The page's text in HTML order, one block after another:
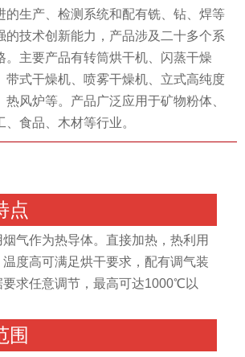
的生产、检测系统和配有铣、钻、焊等
的技术创新能力，产品涉及二十多个系
。主要产品有转筒烘干机、闪蒸干燥
带式干燥机、喷雾干燥机、立式高纯度
风炉等。产品广泛应用于矿物粉体、
食品、木材等行业。
点
气作为热导体。直接加热，热利用
度高可满足烘干要求，配有调气装
要求任意调节，最高可达1000℃以
围